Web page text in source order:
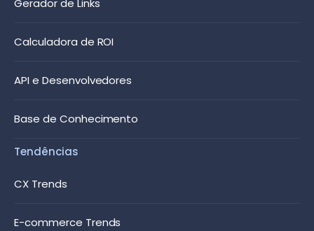
Gerador de Links
Calculadora de ROI
API e Desenvolvedores
Base de Conhecimento
Tendências
CX Trends
E-commerce Trends